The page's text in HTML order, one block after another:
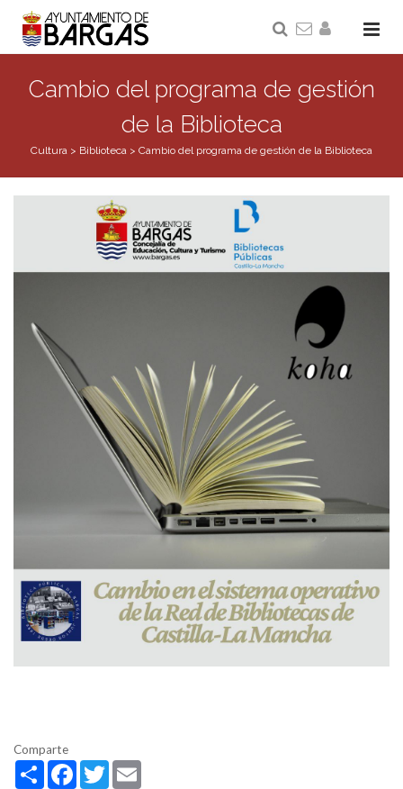
Cambio del programa de gestión
de la Biblioteca
Cultura > Biblioteca > Cambio del programa de gestión de la Biblioteca
Comparte
ShareFacebook
Twitter